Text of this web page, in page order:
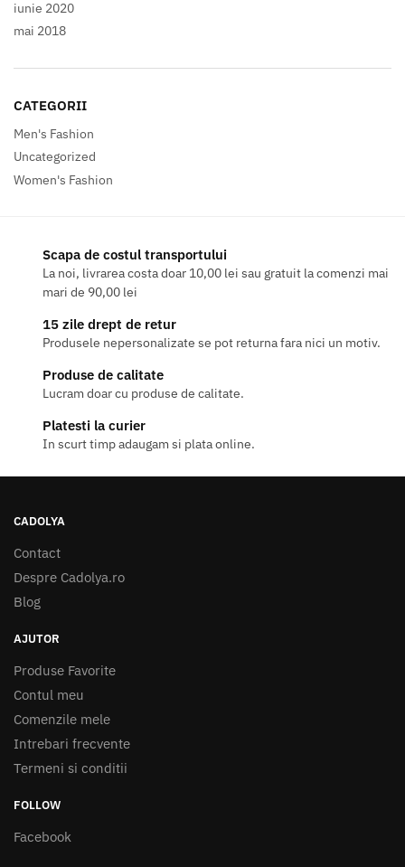
iunie 2020
mai 2018
CATEGORII
Men's Fashion
Uncategorized
Women's Fashion
Scapa de costul transportului
La noi, livrarea costa doar 10,00 lei sau gratuit la comenzi mai
mari de 90,00 lei
15 zile drept de retur
Produsele nepersonalizate se pot returna fara nici un motiv.
Produse de calitate
Lucram doar cu produse de calitate.
Platesti la curier
In scurt timp adaugam si plata online.
CADOLYA
Contact
Despre Cadolya.ro
Blog
AJUTOR
Produse Favorite
Contul meu
Comenzile mele
Intrebari frecvente
Termeni si conditii
FOLLOW
Facebook